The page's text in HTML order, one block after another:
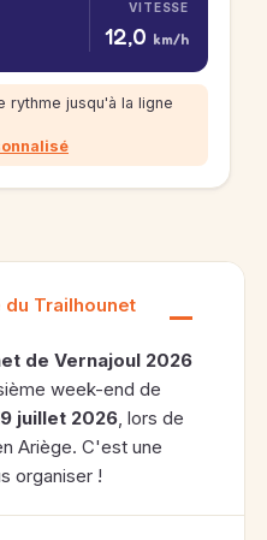
VITESSE
12,0 km/h
rythme jusqu'à la ligne
Trailhounet
de Vernajoul 2026
week-end de
juillet 2026, lors de
Ariège. C'est une
organiser !